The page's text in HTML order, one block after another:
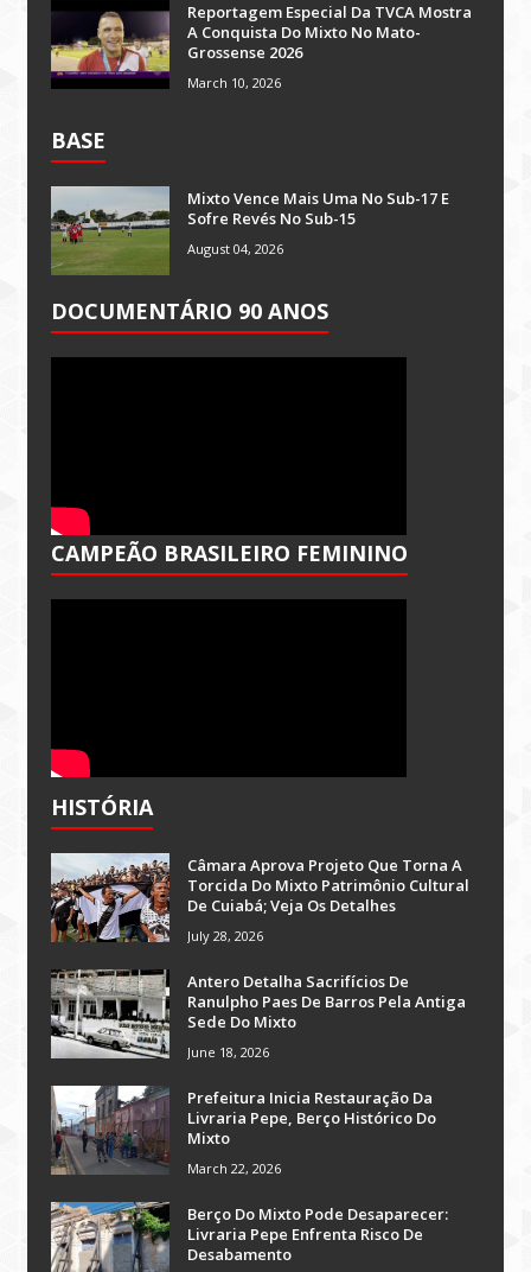
Reportagem Especial Da TVCA Mostra
A Conquista Do Mixto No Mato-
Grossense 2026
March 10, 2026
BASE
Mixto Vence Mais Uma No Sub-17 E
Sofre Revés No Sub-15
August 04, 2026
DOCUMENTÁRIO 90 ANOS
CAMPEÃO BRASILEIRO FEMININO
HISTÓRIA
Câmara Aprova Projeto Que Torna A
Torcida Do Mixto Patrimônio Cultural
De Cuiabá; Veja Os Detalhes
July 28, 2026
Antero Detalha Sacrifícios De
Ranulpho Paes De Barros Pela Antiga
Sede Do Mixto
June 18, 2026
Prefeitura Inicia Restauração Da
Livraria Pepe, Berço Histórico Do
Mixto
March 22, 2026
Berço Do Mixto Pode Desaparecer:
Livraria Pepe Enfrenta Risco De
Desabamento